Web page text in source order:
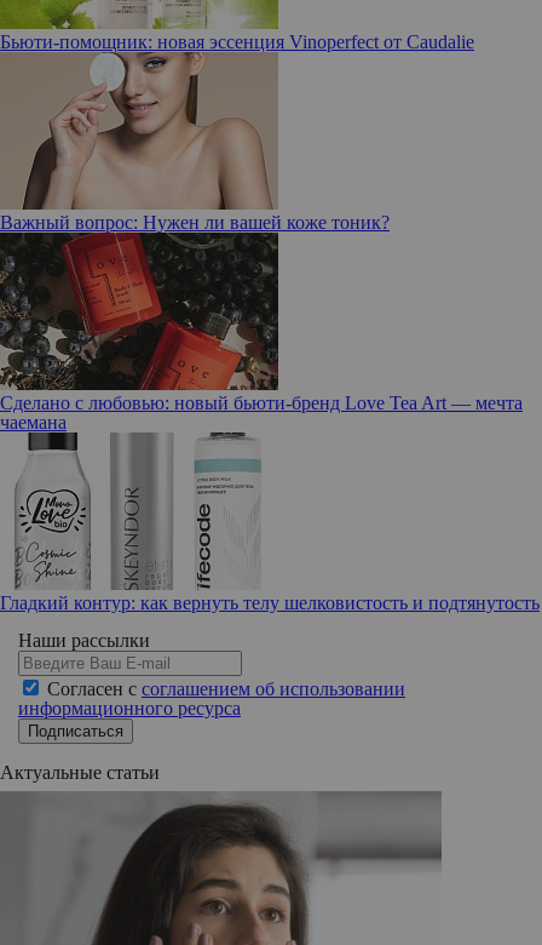
Бьюти-помощник: новая эссенция Vinoperfect от Caudalie
Важный вопрос: Нужен ли вашей коже тоник?
Сделано с любовью: новый бьюти-бренд Love Tea Art — мечта
чаемана
Гладкий контур: как вернуть телу шелковистость и подтянутость
Наши рассылки
Согласен с соглашением об использовании
информационного ресурса
Подписаться
Актуальные статьи